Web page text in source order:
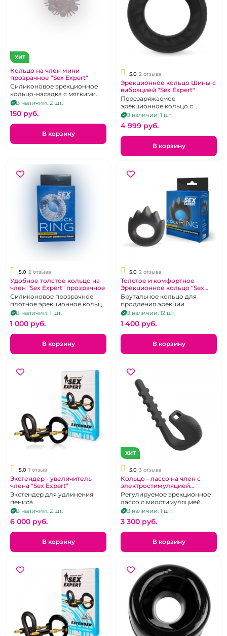
ХИТ
Кольцо на член мини
прозрачное "Sex Expert"
Силиконовое эрекционное
кольцо-насадка с мягкими
шипами и усиками
В наличии: 2 шт.
150 pуб.
В корзину
5.0 2 отзыва
Эрекционное кольцо Шины с
вибрацией "Sex Expert"
Перезаряжаемое
эрекционное кольцо с
вибрацией
В наличии: 1 шт.
4 999 pуб.
В корзину
5.0 2 отзыва
Удобное толстое кольцо на
член "Sex Expert" прозрачное
Силиконовое прозрачное
плотное эрекционное кольцо
с рельефом
В наличии: 1 шт.
1 000 pуб.
В корзину
5.0 2 отзыва
Толстое и комфортное
Эрекционное кольцо "Sex
Expert" Корона
Брутальное кольцо для
продления эрекции
В наличии: 12 шт.
1 400 pуб.
В корзину
5.0 1 отзыв
Экстендер - увеличитель
члена "Sex Expert"
Экстендер для удлинения
пениса
В наличии: 2 шт.
6 000 pуб.
В корзину
ХИТ
5.0 3 отзыва
Кольцо - лассо на член с
электростимуляцией
регулируемый диаметр "S-
hande" Lightning ring черное
Регулируемое эрекционное
лассо с миостимуляцией.
В наличии: 1 шт.
3 300 pуб.
В корзину